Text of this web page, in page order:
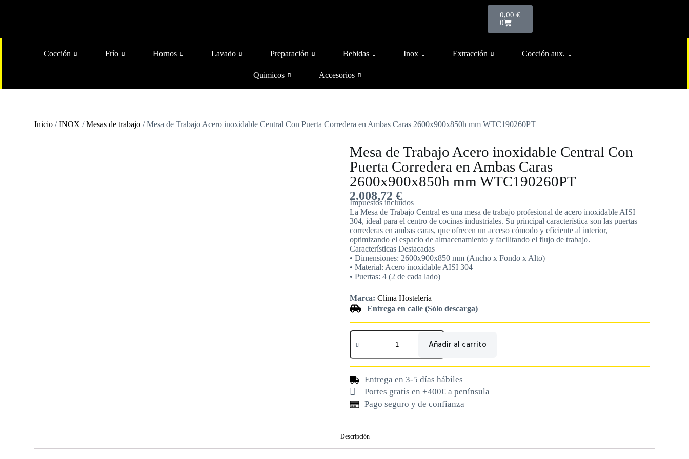
0,00 €
0
Cocción Frío Hornos Lavado Preparación Bebidas Inox Extracción Cocción aux.
Quimicos Accesorios
Inicio /INOX /Mesas de trabajo / Mesa de Trabajo Acero inoxidable Central Con Puerta Corredera en Ambas Caras 2600x900x850h mm WTC190260PT
Mesa de Trabajo Acero inoxidable Central Con
Puerta Corredera en Ambas Caras
2600x900x850h mm WTC190260PT
2.008,72 €
Impuestos incluídos
La Mesa de Trabajo Central es una mesa de trabajo profesional de acero inoxidable AISI
304, ideal para el centro de cocinas industriales. Su principal característica son las puertas
correderas en ambas caras, que ofrecen un acceso cómodo y eficiente al interior,
optimizando el espacio de almacenamiento y facilitando el flujo de trabajo.
Características Destacadas
• Dimensiones: 2600x900x850 mm (Ancho x Fondo x Alto)
• Material: Acero inoxidable AISI 304
• Puertas: 4 (2 de cada lado)
Marca: Clima Hostelería
Entrega en calle (Sólo descarga)
Añadir al carrito
Entrega en 3-5 días hábiles
Portes gratis en +400€ a península
Pago seguro y de confianza
Descripción